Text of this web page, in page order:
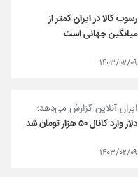
رسوب کالا در ایران کمتر از
میانگین جهانی است
۱۴۰۳/۰۲/۰۹
ایران آنلاین گزارش می‌دهد؛
دلار وارد کانال ۵۰ هزار تومان شد
۱۴۰۳/۰۲/۰۹